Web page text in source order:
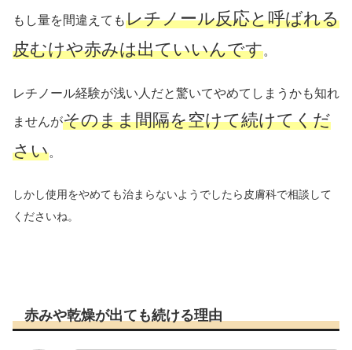
もし量を間違えてもレチノール反応と呼ばれる
皮むけや赤みは出ていいんです。
レチノール経験が浅い人だと驚いてやめてしまうかも知れ
ませんがそのまま間隔を空けて続けてくだ
さい。
しかし使用をやめても治まらないようでしたら皮膚科で相談して
くださいね。
赤みや乾燥が出ても続ける理由